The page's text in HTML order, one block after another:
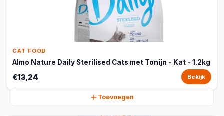
CAT FOOD
Almo Nature Daily Sterilised Cats met Tonijn - Kat - 1.2kg
€13,24 Bekijk
Toevoegen